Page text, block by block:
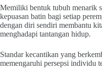
Memiliki bentuk tubuh menarik
kepuasan batin bagi setiap
dengan diri sendiri membantu
menghadapi tantangan hidup.
Standar kecantikan yang
memengaruhi persepsi individu